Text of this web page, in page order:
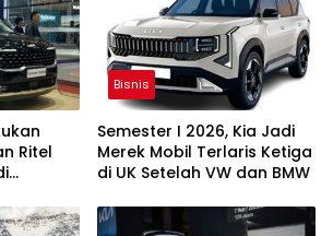
Ritel
Bisnis
Semester I 2026, Kia Jadi
Merek Mobil Terlaris Ketiga
di UK Setelah VW dan BMW